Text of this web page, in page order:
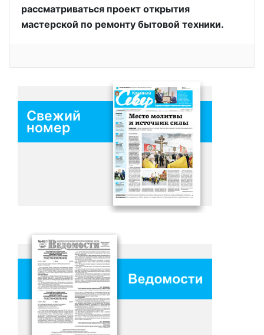
рассматриваться проект открытия
мастерской по ремонту бытовой техники.
Свежий
номер